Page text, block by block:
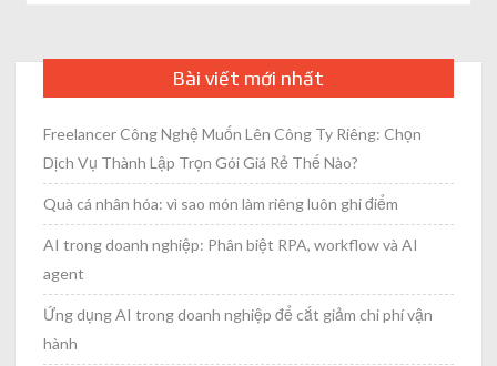
Bài viết mới nhất
Freelancer Công Nghệ Muốn Lên Công Ty Riêng: Chọn
Dịch Vụ Thành Lập Trọn Gói Giá Rẻ Thế Nào?
Quà cá nhân hóa: vì sao món làm riêng luôn ghi điểm
AI trong doanh nghiệp: Phân biệt RPA, workflow và AI
agent
Ứng dụng AI trong doanh nghiệp để cắt giảm chi phí vận
hành